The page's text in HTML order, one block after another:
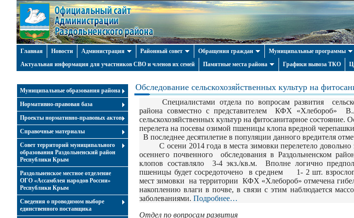
Главная Новости Администрация Районный совет Обращения граждан Муниципальные программы
Актуальная информация для участников СВО и членов их семей
Памятные места района Графики вывоза ТКО
Муниципальные образования района
Нормативно-правовая база
Проекты нормативно-правовых актов
Справочные материалы
Совет территорий муниципального
образования Раздольненский район
Республики Крым
Раздольненское местное отделение
ОГО «Ассамблея народов России»
Республики Крым
Cведения о проводимом выборе
единственного поставщика
Обследование сельскохозяйственных культур на
Специалистами отдела по вопросам развития
района совместно с представителем КФХ «Хлебороб»
сельскохозяйственных культур на фитосанитарное
перелета на посевы озимой пшеницы клопа вредной
В последнее десятилетие в популяции данного вредителя
С осени 2014 года в места зимовки перелетело довольно
осеннего почвенного обследования в Раздольненском
клопов составляло 3-4 экз./кв.м.
Вполне логично
пшеницы будет сосредоточено в среднем 1- 2 шт.
мест зимовки на территории КФХ «Хлебороб» отмечена
накоплению влаги в почве, в связи с этим наблюдается
заболеваниями. Подробнее…
Отдел по вопросам развития